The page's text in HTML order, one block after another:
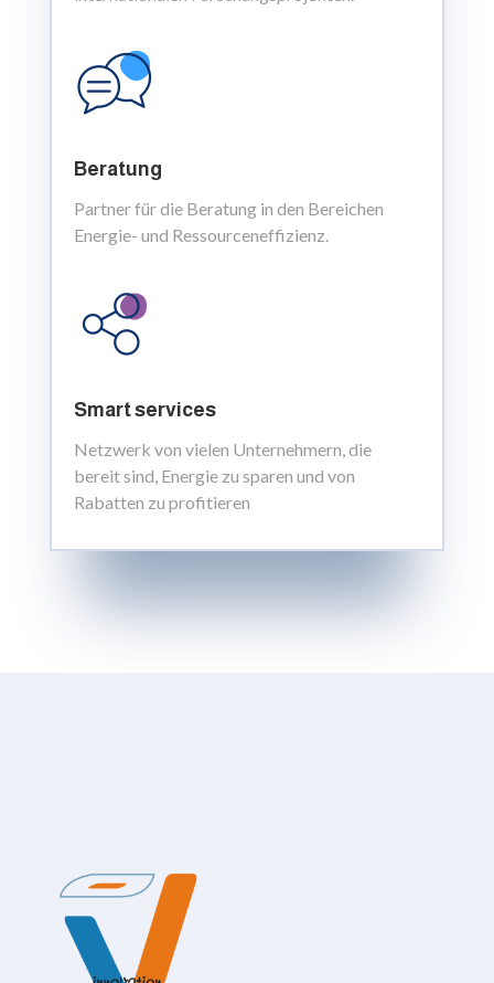
Beratung
Partner für die Beratung in den Bereichen
Energie- und Ressourceneffizienz.
Smart services
Netzwerk von vielen Unternehmern, die
bereit sind, Energie zu sparen und von
Rabatten zu profitieren